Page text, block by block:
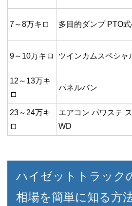
7～8万キロ 多目的ダンプ PTO
9～10万キロ ツインカムスペシャ
12～13万キ
ロ
パネルバン
23～24万キ
ロ
エアコン パワステ
WD
ハイゼットトラック
相場を簡単に知る方